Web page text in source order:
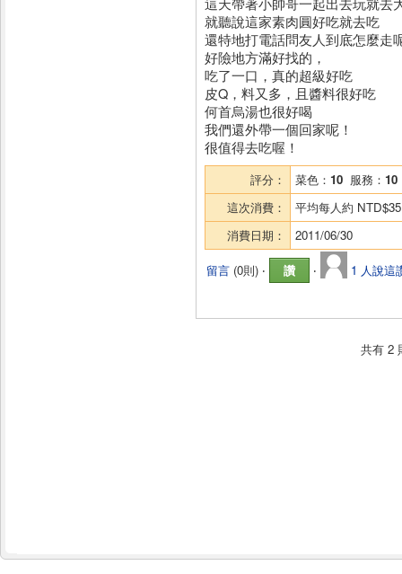
就聽說這家素肉圓好吃就去吃
還特地打電話問友人到底怎麼走
好險地方滿好找的，
吃了一口，真的超級好吃
皮Q，料又多，且醬料很好吃
何首烏湯也很好喝
我們還外帶一個回家呢！
很值得去吃喔！
評分： 菜色： 10 服務： 10
這次消費：
平均每人約 NTD$35
消費日期：
2011/06/30
留言 (0則) ‧ 讚 ‧ 1 人說這
共有2